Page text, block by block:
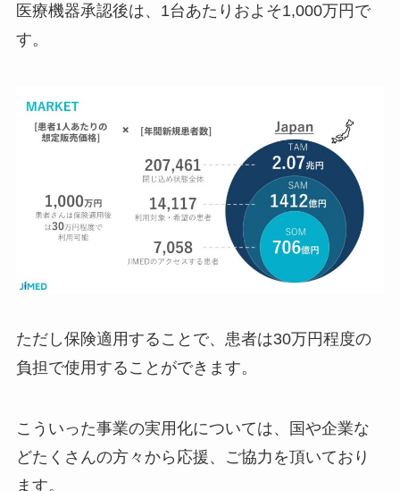
医療機器承認後は、1台あたりおよそ1,000万円で
す。
ただし保険適用することで、患者は30万円程度の
負担で使用することができます。
こういった事業の実用化については、国や企業な
どたくさんの方々から応援、ご協力を頂いており
ます。